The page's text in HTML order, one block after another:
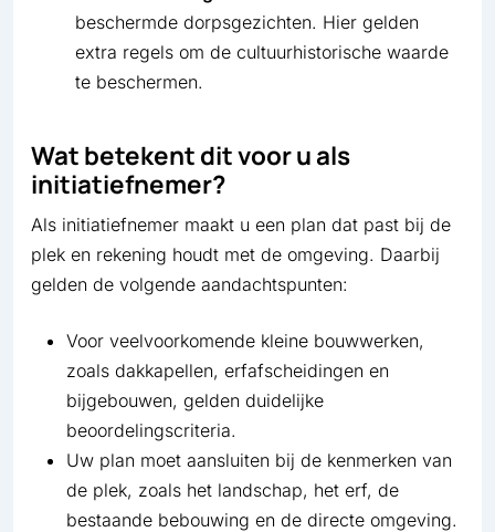
beschermde dorpsgezichten. Hier gelden
extra regels om de cultuurhistorische waarde
te beschermen.
Wat betekent dit voor u als
initiatiefnemer?
Als initiatiefnemer maakt u een plan dat past bij de
plek en rekening houdt met de omgeving. Daarbij
gelden de volgende aandachtspunten:
Voor veelvoorkomende kleine bouwwerken,
zoals dakkapellen, erfafscheidingen en
bijgebouwen, gelden duidelijke
beoordelingscriteria.
Uw plan moet aansluiten bij de kenmerken van
de plek, zoals het landschap, het erf, de
bestaande bebouwing en de directe omgeving.